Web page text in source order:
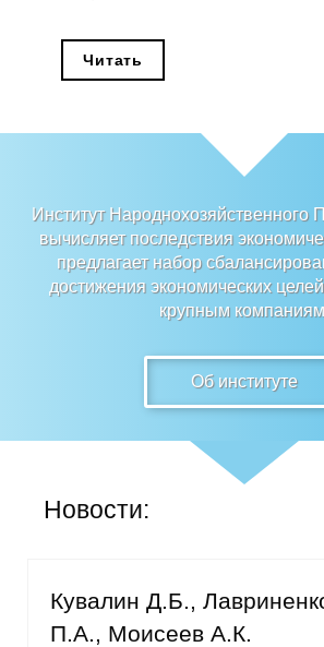
Общие требования
Стандарты
Научные труды
О журнале
Выпуски
Редакционная этика
Информация для
Общие требования
Читать
Институт Народнохозяйственного
вычисляет последствия
предлагает набор
достижения экономических
крупным
Об институте
Новости:
Кувалин Д.Б.,
П.А., Моисеев А.К.